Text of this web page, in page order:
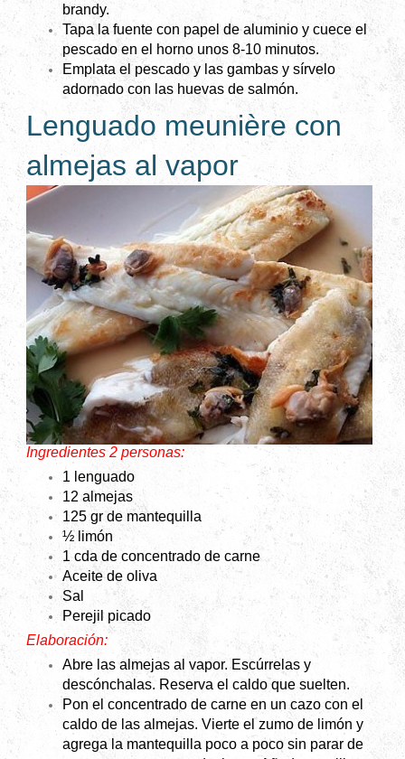
brandy.
Tapa la fuente con papel de aluminio y cuece el
pescado en el horno unos 8-10 minutos.
Emplata el pescado y las gambas y sírvelo
adornado con las huevas de salmón.
Lenguado meunière con
almejas al vapor
Ingredientes 2 personas:
1 lenguado
12 almejas
125 gr de mantequilla
½ limón
1 cda de concentrado de carne
Aceite de oliva
Sal
Perejil picado
Elaboración:
Abre las almejas al vapor. Escúrrelas y
descónchalas. Reserva el caldo que suelten.
Pon el concentrado de carne en un cazo con el
caldo de las almejas. Vierte el zumo de limón y
agrega la mantequilla poco a poco sin parar de